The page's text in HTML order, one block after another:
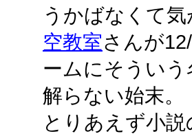
うかばなくて
空教室さんが
ームにそうい
解らない始末。
とりあえず小